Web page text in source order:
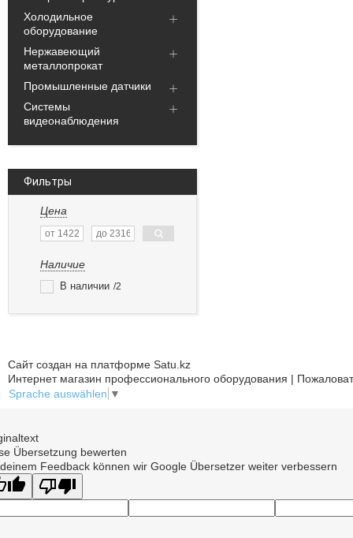
Холодильное
оборудование
Нержавеющий
металлопрокат
Промышленные датчики
Системы
видеонаблюдения
Фильтры
Цена
Наличие
В наличии 2
Сайт создан на платформе Satu.kz
Интернет магазин профессионального оборудования |
Sprache auswählen ▼
Übersetzung bewerten
Feedback können wir Google Übersetzer weiter verbessern